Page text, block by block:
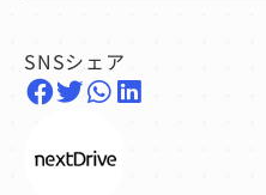
SNSシェア